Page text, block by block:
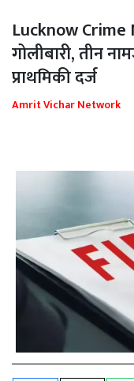
Lucknow Crime
गोलीबारी, तीन
प्राथमिकी दर्ज
Amrit Vichar Network